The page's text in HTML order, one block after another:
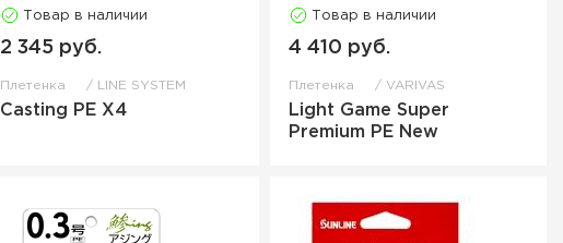
Товар в наличии
2 345 руб.
Плетенка LINE SYSTEM
Casting PE X4
Товар в наличии
4 410 руб.
Плетенка VARIVAS
Light Game Super
Premium PE New